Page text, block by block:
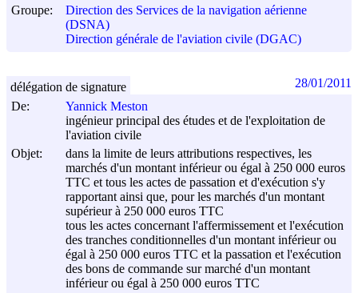
Groupe:
Direction des Services de la navigation aérienne
(DSNA)
Direction générale de l'aviation civile (DGAC)
De:
Yannick Meston
ingénieur principal des études et de l'exploitation de
l'aviation civile
Objet:
dans la limite de leurs attributions respectives, les
marchés d'un montant inférieur ou égal à 250 000 euros
TTC et tous les actes de passation et d'exécution s'y
rapportant ainsi que, pour les marchés d'un montant
supérieur à 250 000 euros TTC
tous les actes concernant l'affermissement et l'exécution
des tranches conditionnelles d'un montant inférieur ou
égal à 250 000 euros TTC et la passation et l'exécution
des bons de commande sur marché d'un montant
inférieur ou égal à 250 000 euros TTC
délégation de signature 28/01/2011